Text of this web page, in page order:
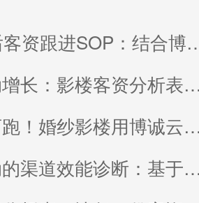
影楼00后客资跟进SOP：结
数据驱动增长：影楼客资分析表在日常运营中的核心价值与实践
年中不盲跑！婚纱影楼用博诚云系统做客资复盘，下半年业绩翻倍
数据驱动的渠道效能诊断：基于销控表的深度分析